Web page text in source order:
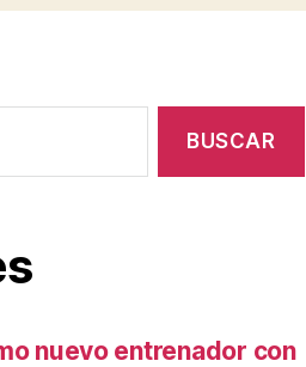
nuevo entrenador con